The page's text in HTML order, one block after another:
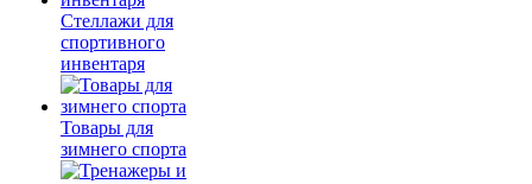
Стеллажи для
спортивного
инвентаря
Товары для
зимнего спорта